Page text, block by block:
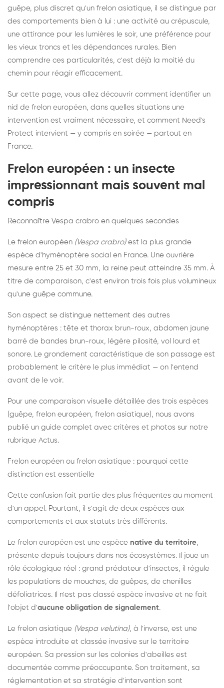
guêpe, plus discret qu'un frelon asiatique, il se distingue par
des comportements bien à lui : une activité au crépuscule,
une attirance pour les lumières le soir, une préférence pour
les vieux troncs et les dépendances rurales. Bien
comprendre ces particularités, c'est déjà la moitié du
chemin pour réagir efficacement.
Sur cette page, vous allez découvrir comment identifier un
nid de frelon européen, dans quelles situations une
intervention est vraiment nécessaire, et comment Need's
Protect intervient — y compris en soirée — partout en
France.
Frelon européen : un insecte
impressionnant mais souvent mal
compris
Reconnaître Vespa crabro en quelques secondes
Le frelon européen (Vespa crabro)est la plus grande
espèce d'hyménoptère social en France. Une ouvrière
mesure entre 25 et 30 mm, la reine peut atteindre 35 mm. À
titre de comparaison, c'est environ trois fois plus volumineux
qu'une guêpe commune.
Son aspect se distingue nettement des autres
hyménoptères : tête et thorax brun-roux, abdomen jaune
barré de bandes brun-roux, légère pilosité, vol lourd et
sonore. Le grondement caractéristique de son passage est
probablement le critère le plus immédiat — on l'entend
avant de le voir.
Pour une comparaison visuelle détaillée des trois espèces
(guêpe, frelon européen, frelon asiatique), nous avons
publié un guide complet avec critères et photos sur notre
rubrique Actus.
Frelon européen ou frelon asiatique : pourquoi cette
distinction est essentielle
Cette confusion fait partie des plus fréquentes au moment
d'un appel. Pourtant, il s'agit de deux espèces aux
comportements et aux statuts très différents.
Le frelon européen est une espèce native du territoire,
présente depuis toujours dans nos écosystèmes. Il joue un
rôle écologique réel : grand prédateur d'insectes, il régule
les populations de mouches, de guêpes, de chenilles
défoliatrices. Il n'est pas classé espèce invasive et ne fait
l'objet d'aucune obligation de signalement.
Le frelon asiatique (Vespa velutina), à l'inverse, est une
espèce introduite et classée invasive sur le territoire
européen. Sa pression sur les colonies d'abeilles est
documentée comme préoccupante. Son traitement, sa
réglementation et sa stratégie d'intervention sont